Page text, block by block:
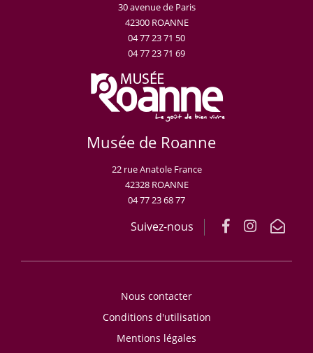
30 avenue de Paris
42300 ROANNE
04 77 23 71 50
04 77 23 71 69
Musée de Roanne
22 rue Anatole France
42328 ROANNE
04 77 23 68 77
Suivez-nous
Nous contacter
Conditions d'utilisation
Mentions légales